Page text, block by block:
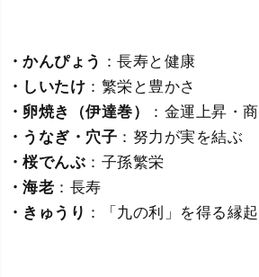
・かんぴょう ：長寿と健康
・しいたけ ：繁栄と豊かさ
・卵焼き（伊達巻）
：金運上昇・
・うなぎ・穴子 ：努力が実を結ぶ
・桜でんぶ ：子孫繁栄
・海老 ：長寿
・きゅうり ：「九の利」を得る縁